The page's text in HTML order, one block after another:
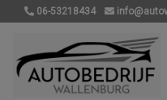
06-53218434